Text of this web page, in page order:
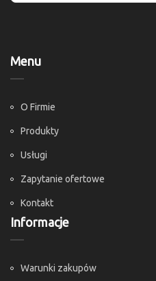
Menu
O Firmie
Produkty
Usługi
Zapytanie ofertowe
Kontakt
Informacje
Warunki zakupów